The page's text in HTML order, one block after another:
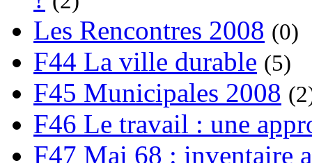
Les Rencontres 2008 (0)
F44 La ville durable (5)
F45 Municipales 2008
F46 Le travail : une
F47 Mai 68 : inventaire